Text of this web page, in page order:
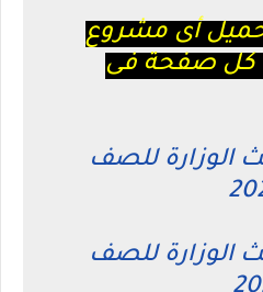
أى مشروع
كل صفحة فى
الوزارة للصف
الوزارة للصف